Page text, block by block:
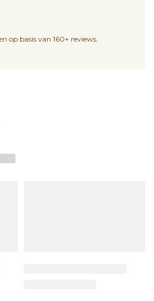
op basis van 160+ reviews.